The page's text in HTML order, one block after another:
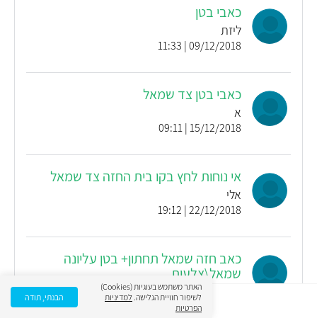
כאבי בטן
ליזת
09/12/2018 | 11:33
כאבי בטן צד שמאל
א
15/12/2018 | 09:11
אי נוחות לחץ בקו בית החזה צד שמאל
אלי
22/12/2018 | 19:12
כאב חזה שמאל תחתון+ בטן עליונה
שמאל\צלעות
22/12/2018 | 19:18
האתר משתמש בעוגיות (Cookies)
לשיפור חוויית הגלישה. למדיניות
הפרטיות
הבנתי, תודה